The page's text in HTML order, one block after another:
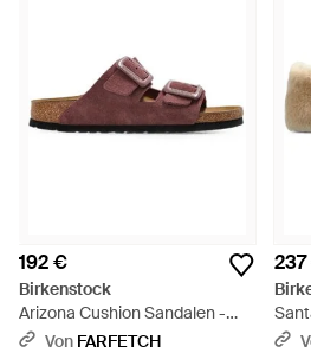
192 €
Birkenstock
Arizona Cushion Sandalen -
Braun
Von FARFETCH